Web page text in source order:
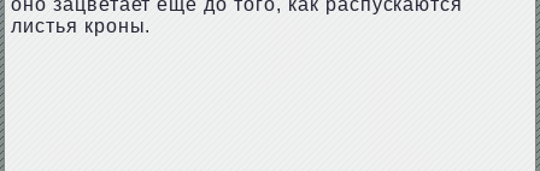
оно зацветает еще до того, как распускаются
листья кроны.